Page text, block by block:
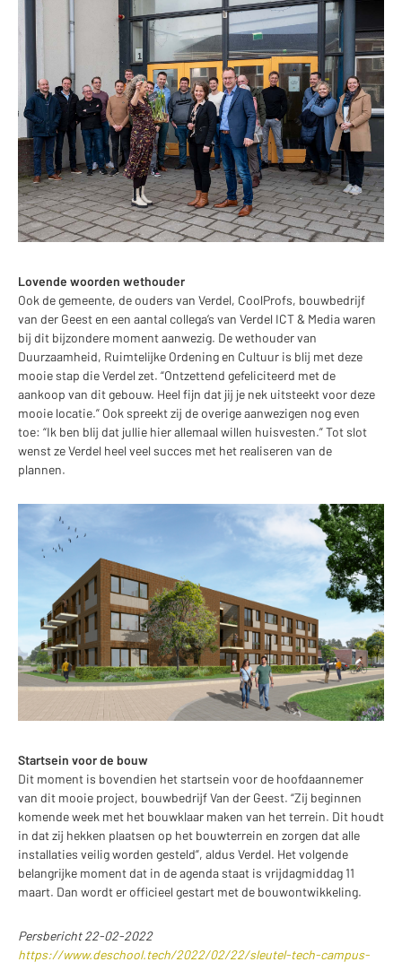
Lovende woorden wethouder
Ook de gemeente, de ouders van Verdel, CoolProfs, bouwbedrijf
van der Geest en een aantal collega’s van Verdel ICT & Media waren
bij dit bijzondere moment aanwezig. De wethouder van
Duurzaamheid, Ruimtelijke Ordening en Cultuur is blij met deze
mooie stap die Verdel zet. “Ontzettend gefeliciteerd met de
aankoop van dit gebouw. Heel fijn dat jij je nek uitsteekt voor deze
mooie locatie.” Ook spreekt zij de overige aanwezigen nog even
toe: “Ik ben blij dat jullie hier allemaal willen huisvesten.” Tot slot
wenst ze Verdel heel veel succes met het realiseren van de
plannen.
Startsein voor de bouw
Dit moment is bovendien het startsein voor de hoofdaannemer
van dit mooie project, bouwbedrijf Van der Geest. “Zij beginnen
komende week met het bouwklaar maken van het terrein. Dit houdt
in dat zij hekken plaatsen op het bouwterrein en zorgen dat alle
installaties veilig worden gesteld”, aldus Verdel. Het volgende
belangrijke moment dat in de agenda staat is vrijdagmiddag 11
maart. Dan wordt er officieel gestart met de bouwontwikkeling.
Persbericht 22-02-2022
https://www.deschool.tech/2022/02/22/sleutel-tech-campus-